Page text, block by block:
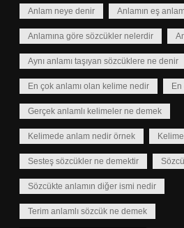
Anlam neye denir Anlamın eş
Anlamına göre sözcükler nelerdir
Aynı anlamı taşıyan sözcüklere ne denir
En çok anlamı olan kelime nedir
Gerçek anlamlı kelimeler ne demek
Kelimede anlam nedir örnek
Sesteş sözcükler ne demektir
Sözcükte anlamın diğer ismi nedir
Terim anlamlı sözcük ne demek